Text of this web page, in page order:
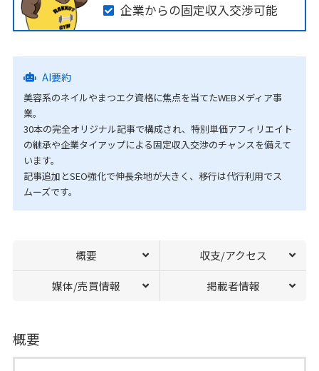
企業からの固定収入交渉可能
AI要約
美容系のネイルやまつエク資格に焦点を当てたWEBメディア事
業。
30本の完全オリジナル記事で構成され、特別単価アフィリエイト
の継承や企業タイアップによる固定収入交渉のチャンスを備えて
います。
記事追加とSEO強化で伸長余地が大きく、移行は代行利用でス
ムーズです。
概要 収支/アクセス
媒体/売買情報 掲載者情報
概要